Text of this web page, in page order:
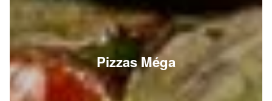
Pizzas Méga